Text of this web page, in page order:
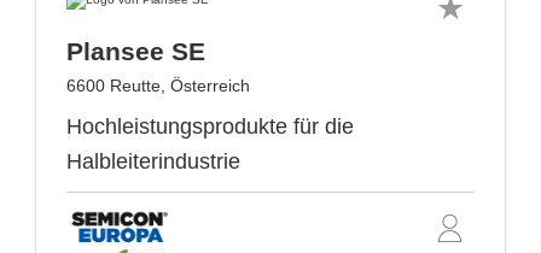
Plansee SE
6600 Reutte, Österreich
Hochleistungsprodukte für die
Halbleiterindustrie